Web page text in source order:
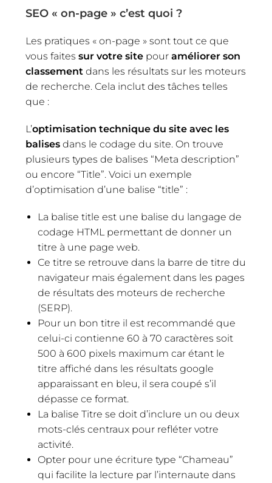
SEO « on-page » c’est quoi ?
Les pratiques « on-page » sont tout ce que
vous faitessur votre site pouraméliorer son
classement dans les résultats sur les moteurs
de recherche. Cela inclut des tâches telles
que :
L’optimisation technique du site avec les
balises dans le codage du site. On trouve
plusieurs types de balises “Meta description”
ou encore “Title”. Voici un exemple
d’optimisation d’une balise “title” :
La balise title est une balise du langage de
codage HTML permettant de donner un
titre à une page web.
Ce titre se retrouve dans la barre de titre du
navigateur mais également dans les pages
de résultats des moteurs de recherche
(SERP).
Pour un bon titre il est recommandé que
celui-ci contienne 60 à 70 caractères soit
500 à 600 pixels maximum car étant le
titre affiché dans les résultats google
apparaissant en bleu, il sera coupé s’il
dépasse ce format.
La balise Titre se doit d’inclure un ou deux
mots-clés centraux pour refléter votre
activité.
Opter pour une écriture type “Chameau”
qui facilite la lecture par l’internaute dans